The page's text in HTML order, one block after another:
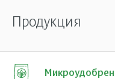
Продукция